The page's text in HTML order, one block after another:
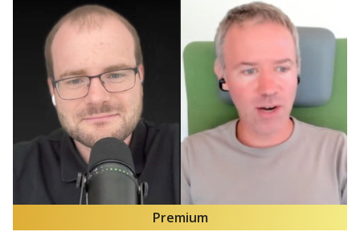
Premium